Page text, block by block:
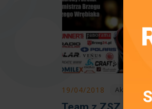
19/04/2018 Aktualności